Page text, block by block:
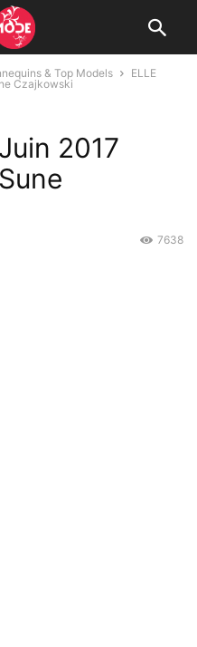
& Top Models
ELLE
Czajkowski
2017
7638